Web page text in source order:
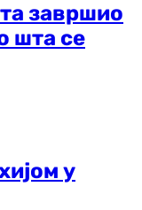
завршио
шта се
у